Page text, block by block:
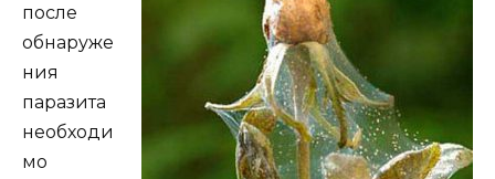
после
обнаруже
ния
паразита
необходи
мо